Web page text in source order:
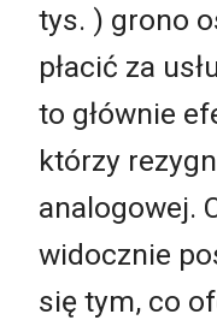
tys. ) grono
płacić za
to głównie
którzy
analogowej.
widocznie
się tym, co